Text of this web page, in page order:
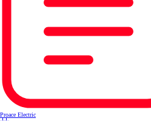
Proace Electric